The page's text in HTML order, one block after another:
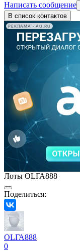
Написать сообщение
В список контактов
РЕКЛАМА • AU.RU
Лоты OLГА888
Поделиться:
OLГА888
0